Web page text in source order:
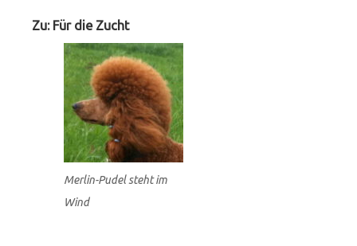
Zu: Für die Zucht
Merlin-Pudel steht im
Wind